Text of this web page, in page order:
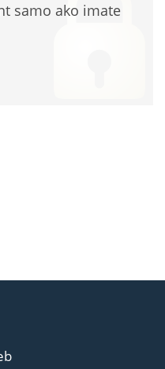
samo ako imate